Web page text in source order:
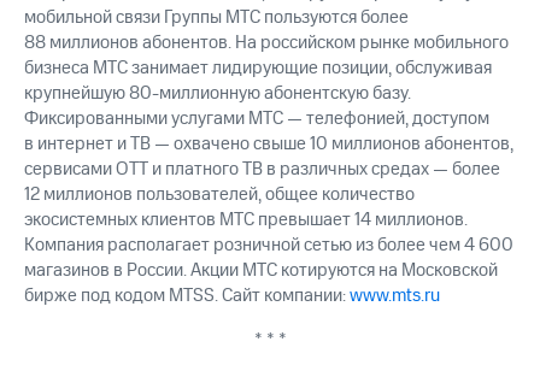
погашении
именных
облигаций
Другое
Регистратор
Реквизиты
Контакты
развитие
деловая этика
На главную
мобильной связи Группы МТС пользуются более
88 миллионов абонентов. На российском рынке мобильного
бизнеса МТС занимает лидирующие позиции, обслуживая
крупнейшую 80-миллионную абонентскую базу.
Фиксированными услугами МТС — телефонией, доступом
в интернет и ТВ — охвачено свыше 10 миллионов абонентов,
сервисами OTT и платного ТВ в различных средах — более
12 миллионов пользователей, общее количество
экосистемных клиентов МТС превышает 14 миллионов.
Компания располагает розничной сетью из более чем 4 600
магазинов в России. Акции МТС котируются на Московской
бирже под кодом MTSS. Сайт компании:www.mts.ru
* * *